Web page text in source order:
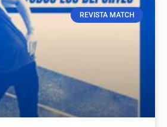
REVISTA MATCH